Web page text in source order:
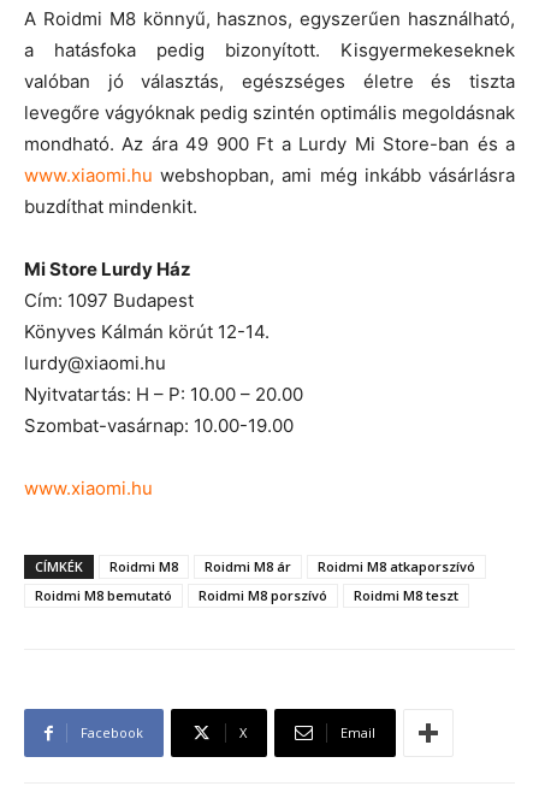
A Roidmi M8 könnyű, hasznos, egyszerűen használható,
a hatásfoka pedig bizonyított. Kisgyermekeseknek
valóban jó választás, egészséges életre és tiszta
levegőre vágyóknak pedig szintén optimális megoldásnak
mondható. Az ára 49 900 Ft a Lurdy Mi Store-ban és a
www.xiaomi.hu webshopban, ami még inkább vásárlásra
buzdíthat mindenkit.
Mi Store Lurdy Ház
Cím: 1097 Budapest
Könyves Kálmán körút 12-14.
lurdy@xiaomi.hu
Nyitvatartás: H – P: 10.00 – 20.00
Szombat-vasárnap: 10.00-19.00
www.xiaomi.hu
CÍMKÉK Roidmi M8 Roidmi M8 ár
Roidmi M8 atkaporszívó
Roidmi M8 bemutató
Roidmi M8 porszívó Roidmi M8 teszt
Facebook X Email